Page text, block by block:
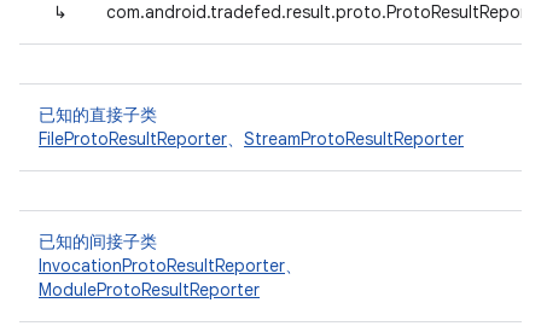
↳
已知的直接子类
FileProtoResultReporter、 StreamProtoResultReporter
已知的间接子类
InvocationProtoResultReporter、
ModuleProtoResultReporter